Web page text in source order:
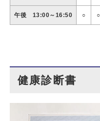
午後 13:00～16:50 ○ ○
健康診断書